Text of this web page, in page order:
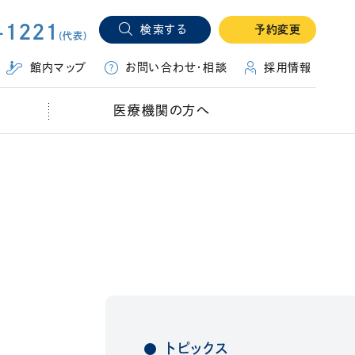
(代表)
検索する 予約変更
館内マップ お問い合わせ・相談 採用情報
医療機関の方へ
トピックス